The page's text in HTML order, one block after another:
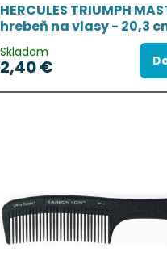
HERCULES TRIUMPH
hrebeň na vlasy - 20,3
Skladom
2,40 €